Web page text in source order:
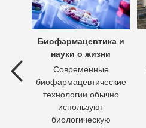
Биофармацевтика и
науки о жизни
Современные
биофармацевтические
технологии обычно
используют
биологическую